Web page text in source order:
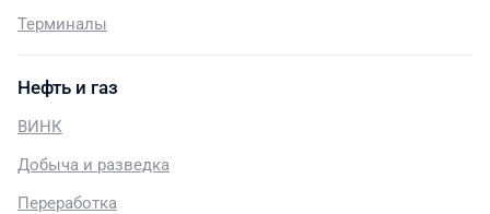
Терминалы
Нефть и газ
ВИНК
Добыча и разведка
Переработка